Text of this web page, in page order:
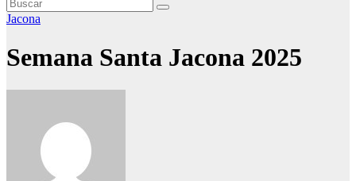
Jacona
Semana Santa Jacona 2025